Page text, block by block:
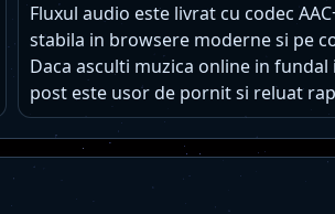
Fluxul audio este livrat cu codec
stabila in browsere moderne si pe
Daca asculti muzica online in
post este usor de pornit si reluat